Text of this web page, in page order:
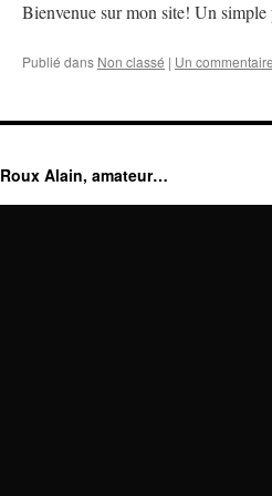
Bienvenue sur mon site! Un simple
Publié dans Non classé | Un commentaire
Roux Alain, amateur…